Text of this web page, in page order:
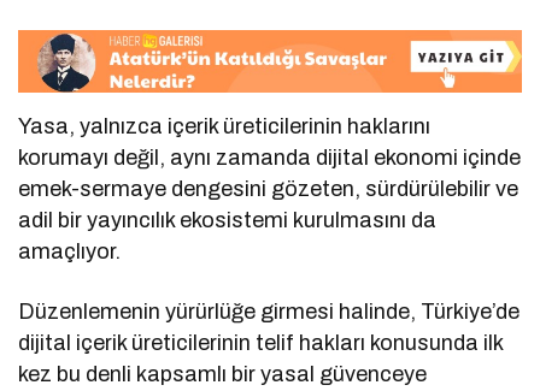
Yasa, yalnızca içerik üreticilerinin haklarını
korumayı değil, aynı zamanda dijital ekonomi içinde
emek-sermaye dengesini gözeten, sürdürülebilir ve
adil bir yayıncılık ekosistemi kurulmasını da
amaçlıyor.
Düzenlemenin yürürlüğe girmesi halinde, Türkiye’de
dijital içerik üreticilerinin telif hakları konusunda ilk
kez bu denli kapsamlı bir yasal güvenceye